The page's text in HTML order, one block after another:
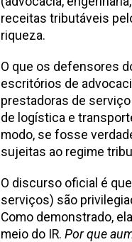
receitas tributáveis
riqueza.
O que os defensores
escritórios de
prestadoras de
de logística e
modo, se fosse
sujeitas ao regime
O discurso oficial é
serviços) são
Como demonstrado,
meio do IR. Por que